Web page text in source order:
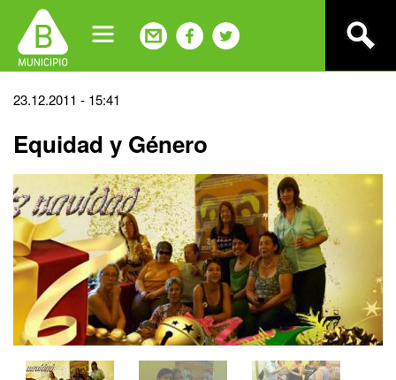
navigation
Back
top
23.12.2011 - 15:41
Equidad y Género